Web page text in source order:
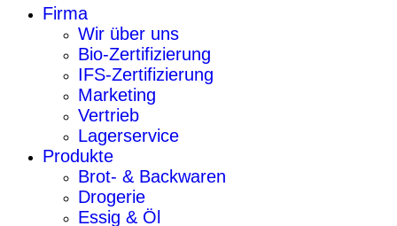
Firma
Wir über uns
Bio-Zertifizierung
IFS-Zertifizierung
Marketing
Vertrieb
Lagerservice
Produkte
Brot- & Backwaren
Drogerie
Essig & Öl